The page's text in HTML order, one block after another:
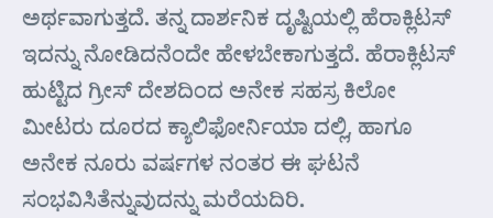
ಅರ್ಥವಾಗುತ್ತದೆ. ತನ್ನ ದಾರ್ಶನಿಕ ದೃಷ್ಟಿಯಲ್ಲಿ ಹೆರಾಕ್ಲಿಟಸ್
ಇದನ್ನು ನೋಡಿದನೆಂದೇ ಹೇಳಬೇಕಾಗುತ್ತದೆ. ಹೆರಾಕ್ಲಿಟಸ್
ಹುಟ್ಟಿದ ಗ್ರೀಸ್ ದೇಶದಿಂದ ಅನೇಕ ಸಹಸ್ರ ಕಿಲೋ
ಮೀಟರು ದೂರದ ಕ್ಯಾಲಿಫೋರ್ನಿಯಾ ದಲ್ಲಿ, ಹಾಗೂ
ಅನೇಕ ನೂರು ವರ್ಷಗಳ ನಂತರ ಈ ಘಟನೆ
ಸಂಭವಿಸಿತೆನ್ನುವುದನ್ನು ಮರೆಯದಿರಿ.